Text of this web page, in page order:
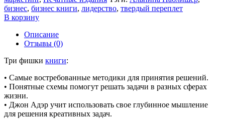
бизнес, бизнес книги, лидерство, твердый переплет
В корзину
Описание
Отзывы (0)
Три фишки книги:
• Самые востребованные методики для принятия решений.
• Понятные схемы помогут решать задачи в разных сферах
жизни.
• Джон Адэр учит использовать свое глубинное мышление
для решения креативных задач.